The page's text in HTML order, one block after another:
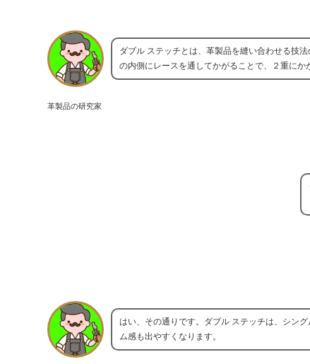
革製品の研究家
ダブル ステッチとは、革製品を縫い合わせる技
の内側にレースを通してかがることで、２重にか
はい、その通りです。ダブル ステッチは、シン
ム感も出やすくなります。